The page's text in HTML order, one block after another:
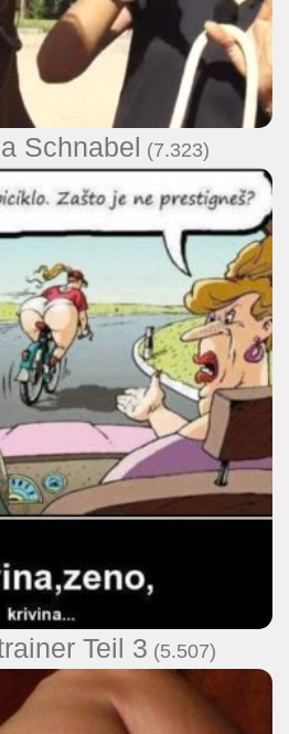
Schnabel (7.323)
Teil 3 (5.507)